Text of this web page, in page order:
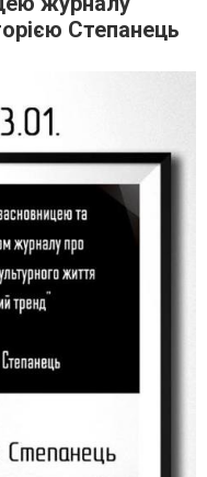
Степанець